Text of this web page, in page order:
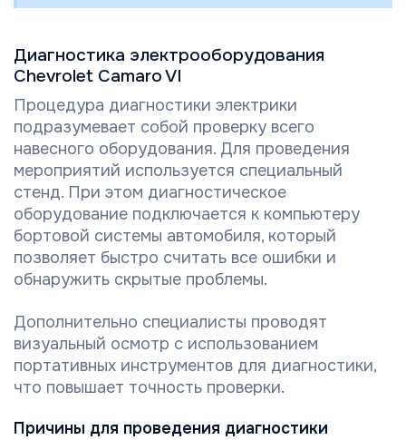
Диагностика электрооборудования
Chevrolet Camaro VI
Процедура диагностики электрики
подразумевает собой проверку всего
навесного оборудования. Для проведения
мероприятий используется специальный
стенд. При этом диагностическое
оборудование подключается к компьютеру
бортовой системы автомобиля, который
позволяет быстро считать все ошибки и
обнаружить скрытые проблемы.
Дополнительно специалисты проводят
визуальный осмотр с использованием
портативных инструментов для диагностики,
что повышает точность проверки.
Причины для проведения диагностики